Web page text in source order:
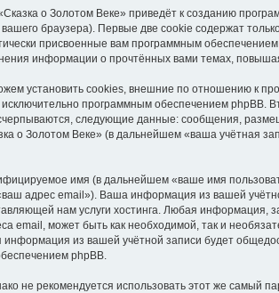
о Золотом Веке» приведёт к созданию
браузера). Первые две cookie содержат
присвоенные вам программным
информации о прочтённых вами темах,
установить cookies, внешние по отношению к
программным обеспечением
следующие данные: сообщения,
о Золотом Веке» (в дальнейшем «ваша учётная
имя (в дальнейшем «ваше имя
адрес email»). Ваша информация из вашей
нам услуги хостинга. Любая информация,
email, может быть как необходимой, так и
из вашей учётной записи будет
phpBB.
рекомендуется использовать этот же самый